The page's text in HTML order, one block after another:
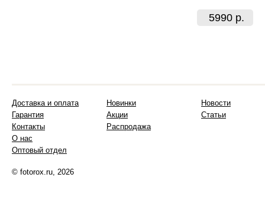
5990 р.
Доставка и оплата
Гарантия
Контакты
О нас
Оптовый отдел
Новинки
Акции
Распродажа
Новости
Статьи
© fotorox.ru, 2026